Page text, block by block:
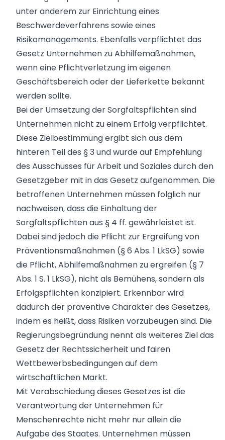
unter anderem zur Einrichtung eines
Beschwerdeverfahrens sowie eines
Risikomanagements. Ebenfalls verpflichtet das
Gesetz Unternehmen zu Abhilfemaßnahmen,
wenn eine Pflichtverletzung im eigenen
Geschäftsbereich oder der Lieferkette bekannt
werden sollte.
Bei der Umsetzung der Sorgfaltspflichten sind
Unternehmen nicht zu einem Erfolg verpflichtet.
Diese Zielbestimmung ergibt sich aus dem
hinteren Teil des § 3 und wurde auf Empfehlung
des Ausschusses für Arbeit und Soziales durch den
Gesetzgeber mit in das Gesetz aufgenommen. Die
betroffenen Unternehmen müssen folglich nur
nachweisen, dass die Einhaltung der
Sorgfaltspflichten aus § 4 ff. gewährleistet ist.
Dabei sind jedoch die Pflicht zur Ergreifung von
Präventionsmaßnahmen (§ 6 Abs. 1 LkSG) sowie
die Pflicht, Abhilfemaßnahmen zu ergreifen (§ 7
Abs. 1 S. 1 LkSG), nicht als Bemühens, sondern als
Erfolgspflichten konzipiert. Erkennbar wird
dadurch der präventive Charakter des Gesetzes,
indem es heißt, dass Risiken vorzubeugen sind. Die
Regierungsbegründung nennt als weiteres Ziel das
Gesetz der Rechtssicherheit und fairen
Wettbewerbsbedingungen auf dem
wirtschaftlichen Markt.
Mit Verabschiedung dieses Gesetzes ist die
Verantwortung der Unternehmen für
Menschenrechte nicht mehr nur allein die
Aufgabe des Staates. Unternehmen müssen